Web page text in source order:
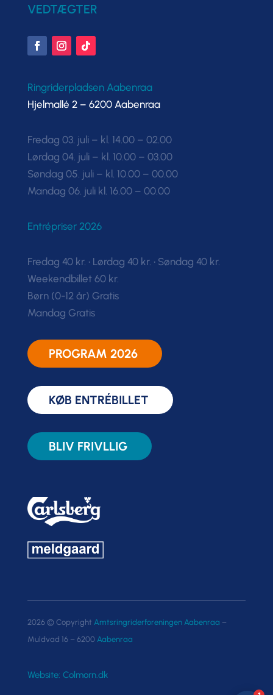
VEDTÆGTER
Ringriderpladsen Aabenraa
Hjelmallé 2 – 6200 Aabenraa
Fredag 03. juli – kl. 14.00 – 02.00
Lørdag 04. juli – kl. 10.00 – 03.00
Søndag 05. juli – kl. 10.00 – 00.00
Mandag 06. juli kl. 16.00 – 00.00
Entrépriser 2026
Fredag 40 kr. • Lørdag 40 kr. • Søndag 40 kr.
Weekendbillet 60 kr.
Børn (0-12 år) Gratis
Mandag Gratis
PROGRAM 2026
KØB ENTRÉBILLET
BLIV FRIVLLIG
2026 © Copyright Amtsringriderforeningen Aabenraa –
Muldvad 16 – 6200 Aabenraa
Website: Colmorn.dk